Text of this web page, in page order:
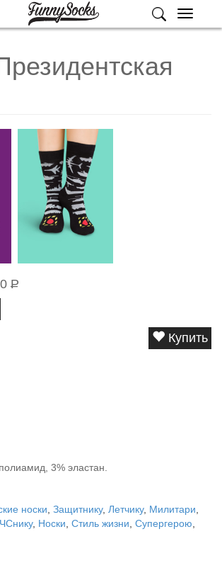
Меню
Р
Купить
3% эластан.
носки Защитнику, Летчику, Милитари
, Носки Стиль жизни Супергерою